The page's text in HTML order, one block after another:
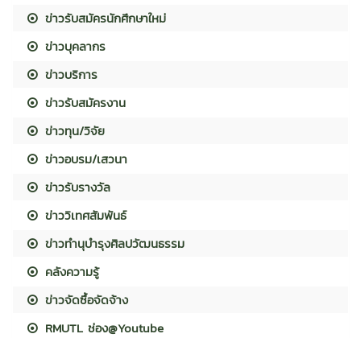
ข่าวรับสมัครนักศึกษาใหม่
ข่าวบุคลากร
ข่าวบริการ
ข่าวรับสมัครงาน
ข่าวทุน/วิจัย
ข่าวอบรม/เสวนา
ข่าวรับรางวัล
ข่าววิเทศสัมพันธ์
ข่าวทำนุบำรุงศิลปวัฒนธรรม
คลังความรู้
ข่าวจัดซื้อจัดจ้าง
RMUTL ช่อง@Youtube